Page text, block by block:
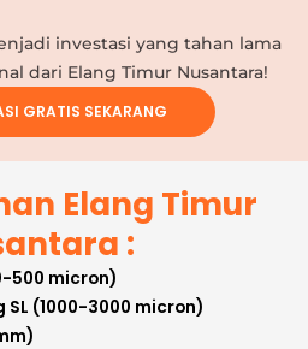
investasi yang tahan lama
dari Elang Timur Nusantara!
GRATIS SEKARANG
Elang Timur
:
500 micron)
SL (1000-3000 micron)